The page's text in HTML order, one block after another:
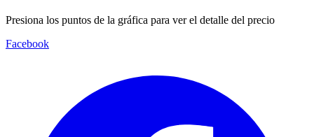
Presiona los puntos de la gráfica para ver el detalle del precio
Facebook